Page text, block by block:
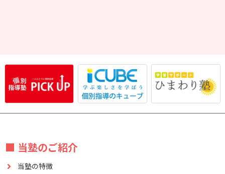
■ 当塾のご紹介
当塾の特徴